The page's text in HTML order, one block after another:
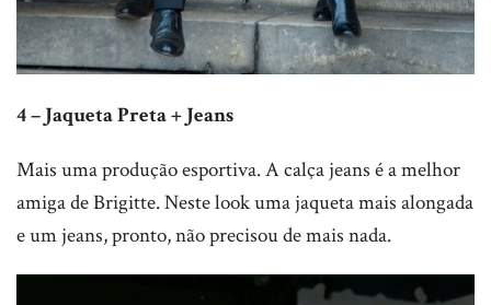
4 – Jaqueta Preta + Jeans
Mais uma produção esportiva. A calça jeans é a melhor
amiga de Brigitte. Neste look uma jaqueta mais alongada
e um jeans, pronto, não precisou de mais nada.